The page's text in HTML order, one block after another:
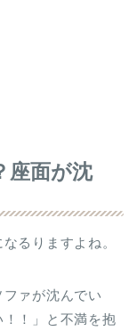
座面が沈
るりますよね。
ァが沈んでい
！」と不満を抱